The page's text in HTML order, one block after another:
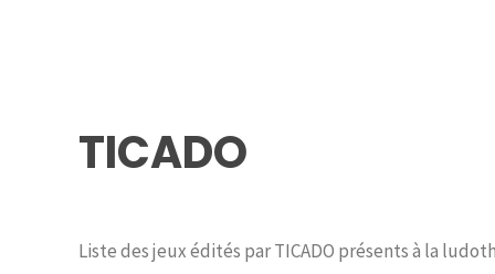
TICADO
Liste des jeux édités par TICADO présents à la